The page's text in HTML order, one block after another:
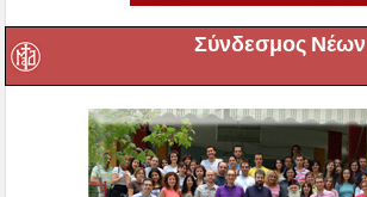
Σύνδεσμος Νέων